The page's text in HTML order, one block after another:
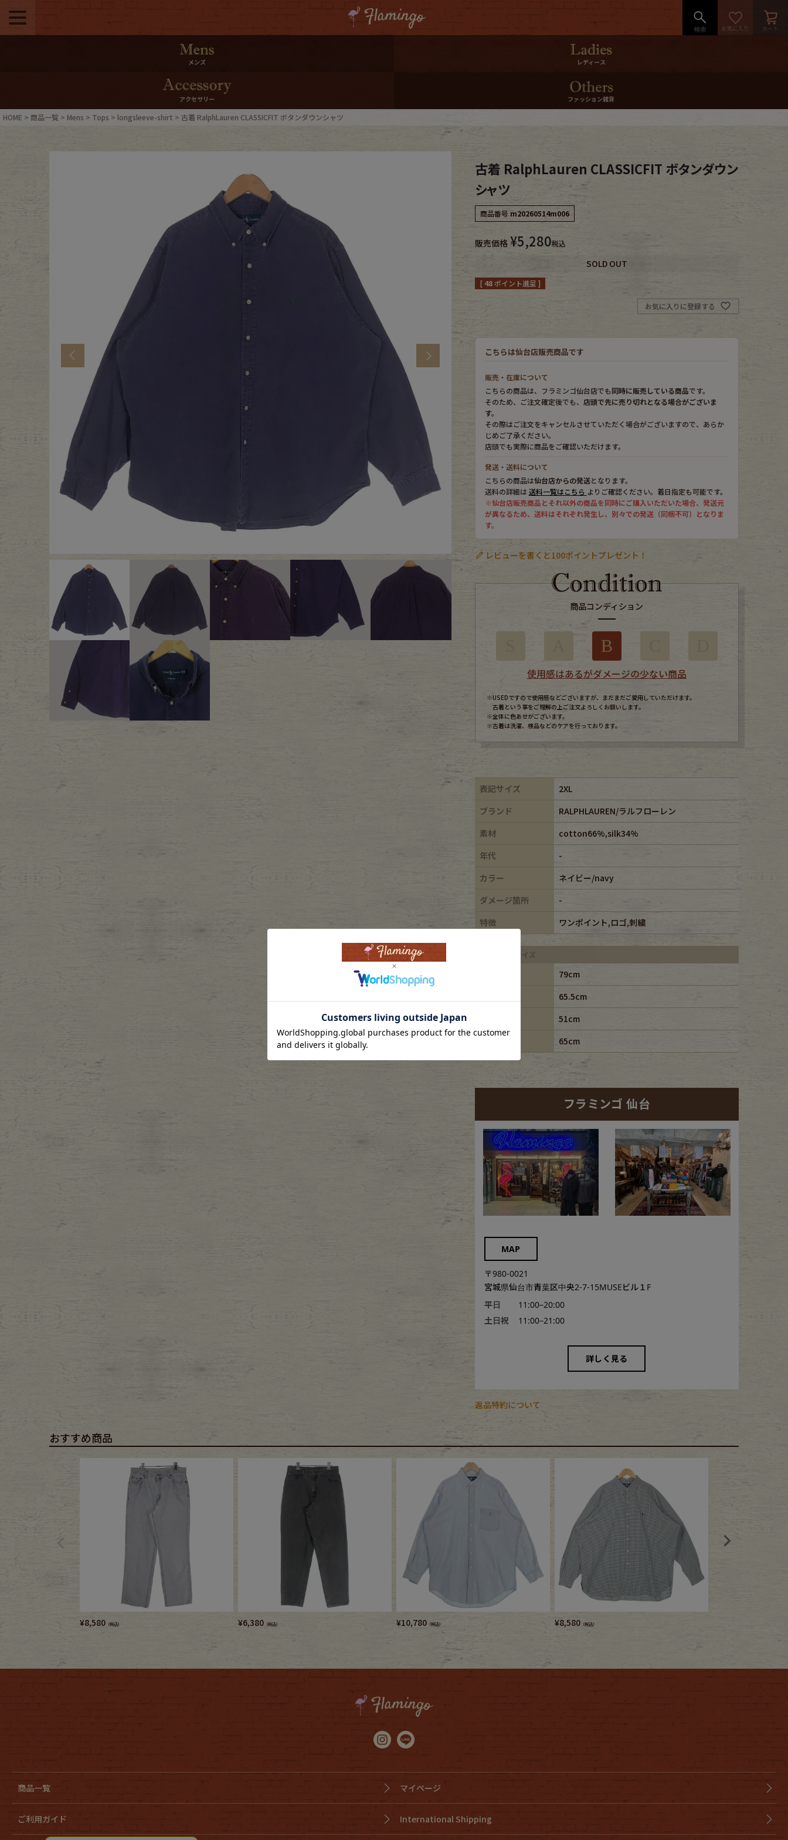
500pt＆10％Offクーポンプレゼント
ログイン・会員登録 LINE ID連携
International Shipping
店舗紹介 特集一覧
スタッフコーディネート
メンズ商品カテゴリーから探す
Bottoms
レディース商品カテゴリーから探す
Bottoms
Fafatt
小物・アクセサリーから探す
Eye Wear
メンズ レディース
アクセサリー ファッション雑貨
HOME 商品一覧 Mens Tops longsleeve-shirt 古着 RalphLauren CLASSICFIT ボタンダウンシャツ
古着 RalphLauren CLASSICFIT ボタンダウン
シャツ
商品番号 m20260514m006
販売価格 ¥5,280税込
SOLD OUT
[ 48ポイント進呈 ]
お気に入りに登録する
こちらは仙台店販売商品です
販売・在庫について
こちらの商品は、フラミンゴ仙台店でも同時に販売している商品です。
そのため、ご注文確定後でも、 店頭で先に売り切れとなる場合がございま
す。
その際はご注文をキャンセルさせていただく場合がございますので、あらか
じめご了承ください。
店頭でも実際に商品をご確認いただけます。
発送・送料について
こちらの商品は仙台店からの発送となります。
送料の詳細は 送料一覧はこちら よりご確認ください。着日指定も可能です。
※仙台店販売商品とそれ以外の商品を同時にご購入いただいた場合、発送元
が異なるため、送料はそれぞれ発生し、別々での発送（同梱不可）となりま
す。
レビューを書くと100ポイントプレゼント！
商品コンディション
B
使用感はあるがダメージの少ない商品
※USEDですので使用感などございますが、まだまだご愛用していただけます。
古着という事をご理解の上ご注文よろしくお願いします。
※全体に色あせがございます。
※古着は洗濯、検品などのケアを行っております。
表記サイズ
2XL
ブランド
RALPHLAUREN/ラルフローレン
素材
cotton66%,silk34%
年代
-
カラー
ネイビー/navy
ダメージ箇所
-
特徴
ワンポイント,ロゴ,刺繍
平置き実寸サイズ
79cm
65.5cm
51cm
65cm
フラミンゴ 仙台
MAP
〒980-0021
宮城県仙台市青葉区中央2-7-15MUSEビル１F
平日
11:00–20:00
土日祝
11:00–21:00
詳しく見る
返品特約について
おすすめ商品
¥8,580 （税込） ¥6,380 （税込） ¥10,780 （税込） ¥8,580 （税込）
商品一覧 マイページ
ご利用ガイド International Shipping